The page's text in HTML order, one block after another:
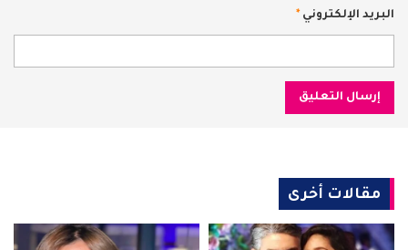
البريد الإلكتروني *
مقالات أخرى